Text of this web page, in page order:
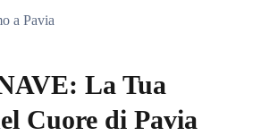
La Tua
Cuore di Pavia